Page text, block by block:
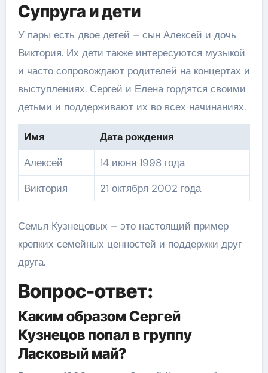
Супруга и дети
У пары есть двое детей – сын Алексей и дочь
Виктория. Их дети также интересуются музыкой
и часто сопровождают родителей на концертах и
выступлениях. Сергей и Елена гордятся своими
детьми и поддерживают их во всех начинаниях.
Имя
Дата рождения
Алексей
14 июня 1998 года
Виктория
21 октября 2002 года
Семья Кузнецовых – это настоящий пример
крепких семейных ценностей и поддержки друг
друга.
Вопрос-ответ:
Каким образом Сергей
Кузнецов попал в группу
Ласковый май?